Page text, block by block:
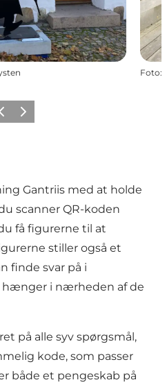
Foto:
Næste
Gantriis med at holde
scanner QR-koden
få figurerne til at
stiller også et
finde svar på i
hænger i nærheden af de
på alle syv spørgsmål,
kode, som passer
både et pengeskab på